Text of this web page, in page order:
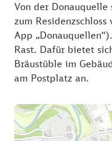
Umfeld des
Von der Donauquelle
zum Residenzschloss
App
Rast. Dafür bietet
Bräustüble im
am Postplatz an.